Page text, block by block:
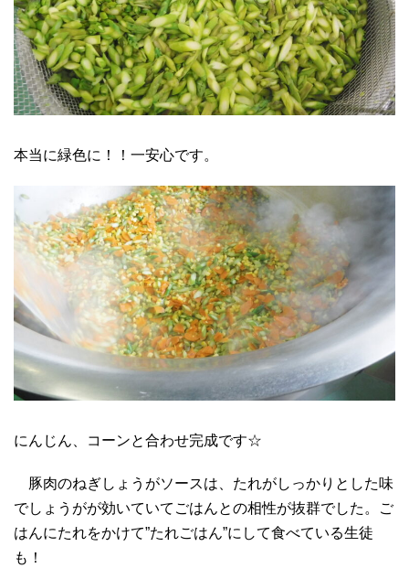
本当に緑色に！！一安心です。
にんじん、コーンと合わせ完成です☆
豚肉のねぎしょうがソースは、たれがしっかりとした味
でしょうがが効いていてごはんとの相性が抜群でした。ご
はんにたれをかけて”たれごはん”にして食べている生徒
も！